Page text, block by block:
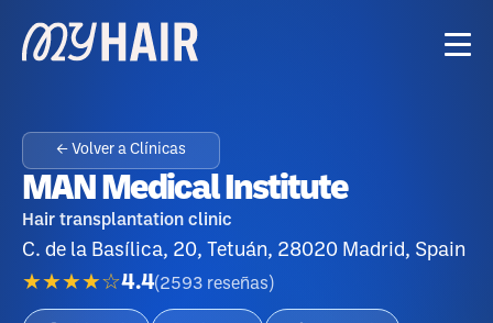
← Volver a Clínicas
MAN Medical Institute
Hair transplantation clinic
C. de la Basílica, 20, Tetuán, 28020 Madrid, Spain
★★★★☆4.4(2593 reseñas )